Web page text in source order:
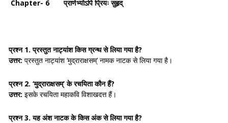
Chapter- 6 प्राणेभ्योऽपि प्रियः सुहृद्
प्रश्न 1. प्रस्तुत नाट्यांश किस ग्रन्थ से लिया गया है?
उत्तर: प्रस्तुत नाट्यांश‘मुद्राराक्षसम्’ नामक नाटक से लिया गया है।
प्रश्न 2. ‘मुद्राराक्षसम्’ के रचयिता कौन हैं?
उत्तर: इसके रचयितामहाकवि विशाखदत्तहैं।
प्रश्न 3. यह अंश नाटक के किस अंक से लिया गया है?